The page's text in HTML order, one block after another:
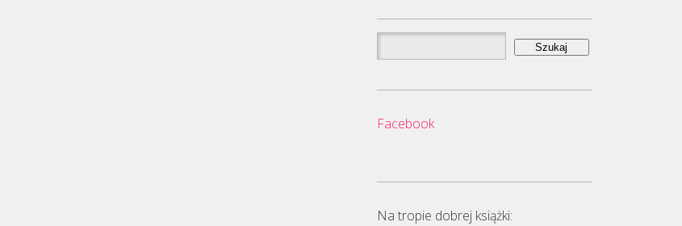
Szukaj:
Facebook
Na tropie dobrej książki: